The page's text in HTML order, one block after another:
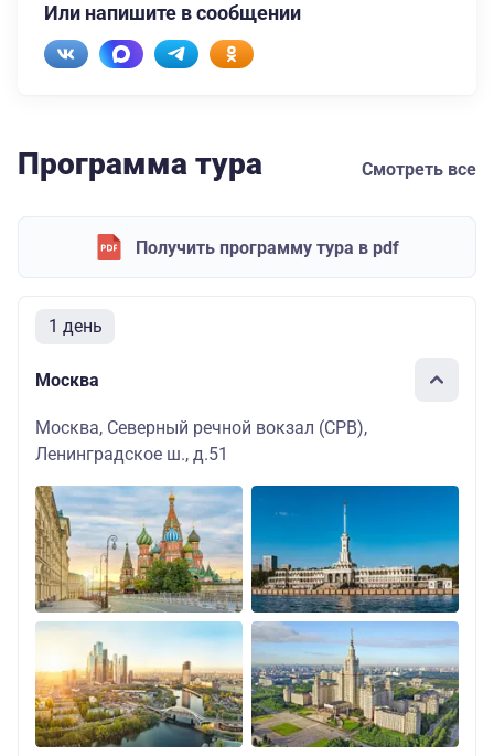
Или напишите в сообщении
Программа тура Смотреть все
Получить программу тура в pdf
1 день
Москва
Москва, Северный речной вокзал (СРВ),
Ленинградское ш., д.51